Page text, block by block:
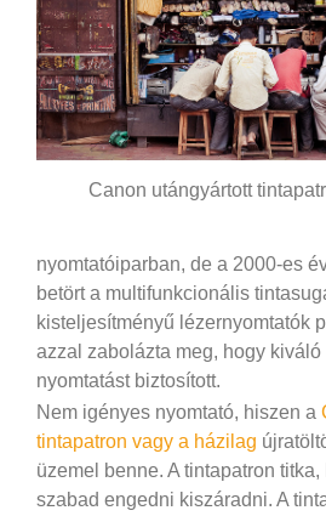
Canon utángyártott
nyomtatóiparban, de a 2000-es
betört a multifunkcionális
kisteljesítményű lézernyomtatók
azzal zabolázta meg, hogy
nyomtatást biztosított.
Nem igényes nyomtató, hiszen a
tintapatron vagy a házilag
üzemel benne. A tintapatron
szabad engedni kiszáradni. A